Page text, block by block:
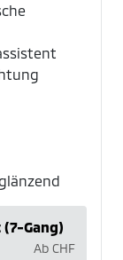
Gang)
Ab CHF